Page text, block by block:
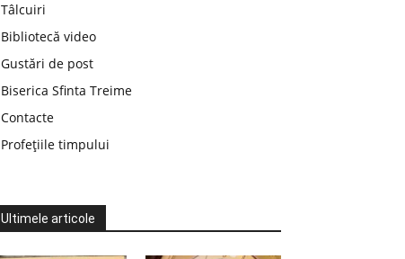
Tâlcuiri
Bibliotecă video
Gustări de post
Biserica Sfinta Treime
Contacte
Profețiile timpului
Ultimele articole